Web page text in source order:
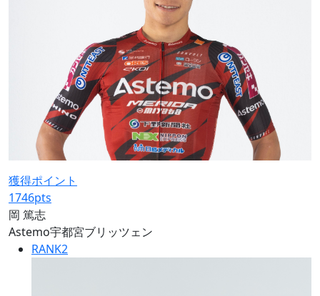
獲得ポイント
1746pts
岡 篤志
Astemo宇都宮ブリッツェン
RANK2